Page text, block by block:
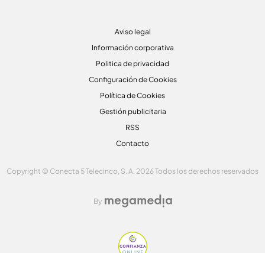
Aviso legal
Información corporativa
Politica de privacidad
Configuración de Cookies
Política de Cookies
Gestión publicitaria
RSS
Contacto
Copyright © Conecta 5 Telecinco, S. A. 2026 Todos los derechos reservados
By